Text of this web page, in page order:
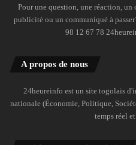
Pour une question, une réaction,
publicité ou un communiqué à
98 12 67 78
A propos de nous
24heureinfo est un site togolais
nationale (Économie, Politique,
temps réel